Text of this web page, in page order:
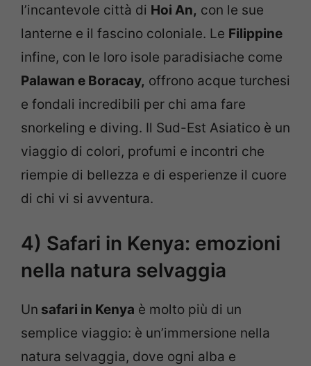
l’incantevole città di Hoi An, con le sue
lanterne e il fascino coloniale. Le Filippine
infine, con le loro isole paradisiache come
Palawan e Boracay, offrono acque turchesi
e fondali incredibili per chi ama fare
snorkeling e diving. Il Sud-Est Asiatico è un
viaggio di colori, profumi e incontri che
riempie di bellezza e di esperienze il cuore
di chi vi si avventura.
4) Safari in Kenya: emozioni
nella natura selvaggia
Un safari in Kenya è molto più di un
semplice viaggio: è un’immersione nella
natura selvaggia, dove ogni alba e